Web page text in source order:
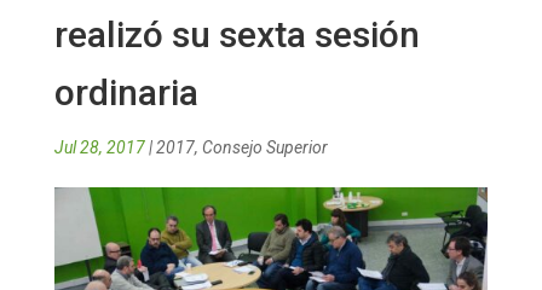
realizó su sexta sesión
ordinaria
Jul 28, 2017|2017, Consejo Superior